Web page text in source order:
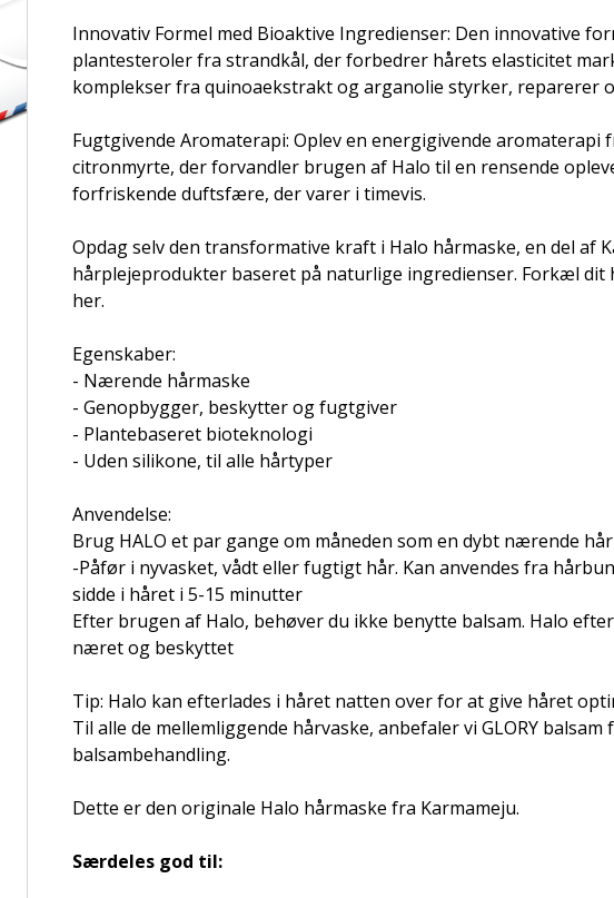
Innovativ Formel med Bioaktive Ingredienser: Den innovative
plantesteroler fra strandkål, der forbedrer hårets elasticitet
komplekser fra quinoaekstrakt og arganolie styrker, reparerer
Fugtgivende Aromaterapi: Oplev en energigivende
citronmyrte, der forvandler brugen af Halo til en rensende
forfriskende duftsfære, der varer i timevis.
Opdag selv den transformative kraft i Halo hårmaske, en del af
hårplejeprodukter baseret på naturlige ingredienser. Forkæl dit
her.
Egenskaber:
- Nærende hårmaske
- Genopbygger, beskytter og fugtgiver
- Plantebaseret bioteknologi
- Uden silikone, til alle hårtyper
Anvendelse:
Brug HALO et par gange om måneden som en dybt nærende
-Påfør i nyvasket, vådt eller fugtigt hår. Kan anvendes fra
sidde i håret i 5-15 minutter
Efter brugen af Halo, behøver du ikke benytte balsam. Halo
næret og beskyttet
Tip: Halo kan efterlades i håret natten over for at give håret
Til alle de mellemliggende hårvaske, anbefaler vi GLORY
balsambehandling.
Dette er den originale Halo hårmaske fra Karmameju.
Særdeles god til: